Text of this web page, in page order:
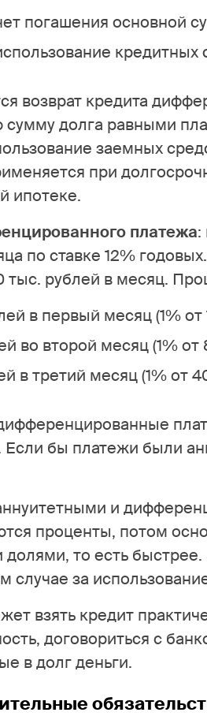
погашения основной
возврат кредита
сумму долга равными
заемных
при
ипотеке.
платежа:
по ставке 12%
рублей в месяц.
в первый месяц (1%
во второй месяц (1%
в третий месяц (1% от
Если бы платежи были
и
проценты, потом
долями, то есть
случае за
взять кредит
договориться с
в долг деньги.